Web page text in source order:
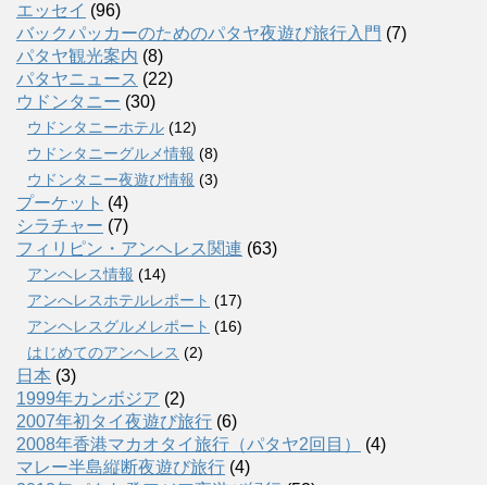
エッセイ (96)
バックパッカーのためのパタヤ夜遊び旅行入門 (7)
パタヤ観光案内 (8)
パタヤニュース (22)
ウドンタニー (30)
ウドンタニーホテル (12)
ウドンタニーグルメ情報 (8)
ウドンタニー夜遊び情報 (3)
プーケット (4)
シラチャー (7)
フィリピン・アンヘレス関連 (63)
アンヘレス情報 (14)
アンへレスホテルレポート (17)
アンヘレスグルメレポート (16)
はじめてのアンヘレス (2)
日本 (3)
1999年カンボジア (2)
2007年初タイ夜遊び旅行 (6)
2008年香港マカオタイ旅行（パタヤ2回目）
(4)
マレー半島縦断夜遊び旅行 (4)